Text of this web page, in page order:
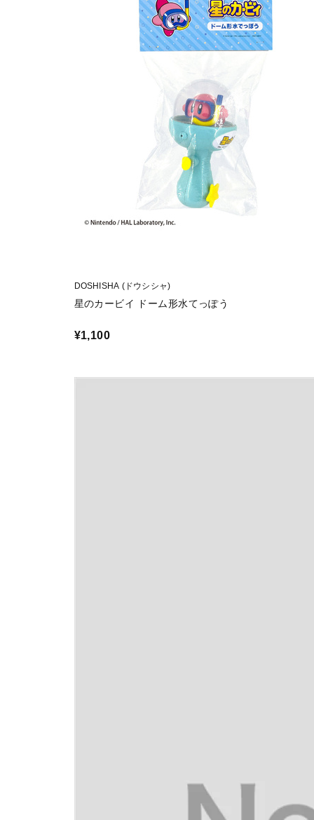
DOSHISHA (ドウシシャ)
星のカービイ ドーム形水てっぽう
¥1,100